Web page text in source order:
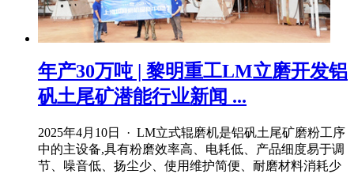
年产30万吨 | 黎明重工LM立磨开发铝
矾土尾矿潜能行业新闻 ...
2025年4月10日 · LM立式辊磨机是铝矾土尾矿磨粉工序
中的主设备,具有粉磨效率高、电耗低、产品细度易于调
节、噪音低、扬尘少、使用维护简便、耐磨材料消耗少